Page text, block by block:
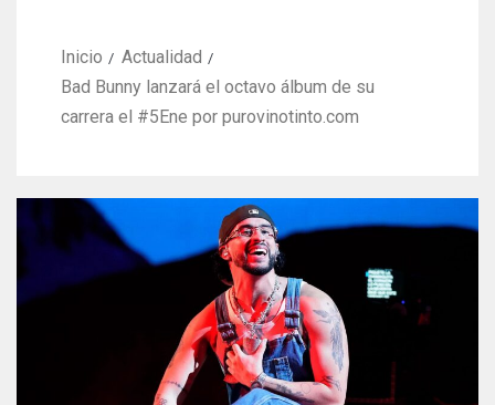
Inicio
Actualidad
Bad Bunny lanzará el octavo álbum de su
carrera el #5Ene por purovinotinto.com